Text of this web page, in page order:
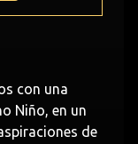
con una
Niño, en un
de